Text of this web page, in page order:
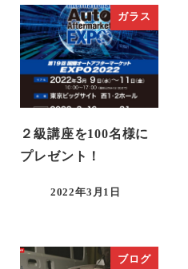
ガラス
２級講座を100名様に
プレゼント！
投稿日
2022年3月1日
ブログ